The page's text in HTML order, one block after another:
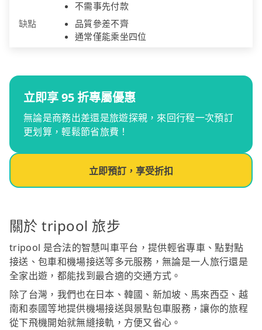
不需事先付款
缺點
品質參差不齊
通常僅能乘坐四位
立即享 95 折專屬優惠
無論是商務出差還是旅遊探親，來回行程一次預訂
更划算，輕鬆節省旅費！
立即預訂，享受折扣
關於 tripool 旅步
tripool 是合法的智慧叫車平台，提供輕省專車、點對點
接送、包車和機場接送等多元服務，無論是一人旅行還是
全家出遊，都能找到最合適的交通方式。
除了台灣，我們也在日本、韓國、新加坡、馬來西亞、越
南和泰國等地提供機場接送與景點包車服務，讓你的旅程
從下飛機開始就無縫接軌，方便又省心。